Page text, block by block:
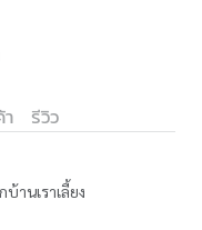
รีวิว
านเราเลี้ยง